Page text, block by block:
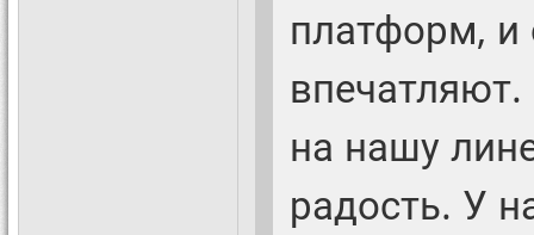
платформ, и
на нашу
радость. У